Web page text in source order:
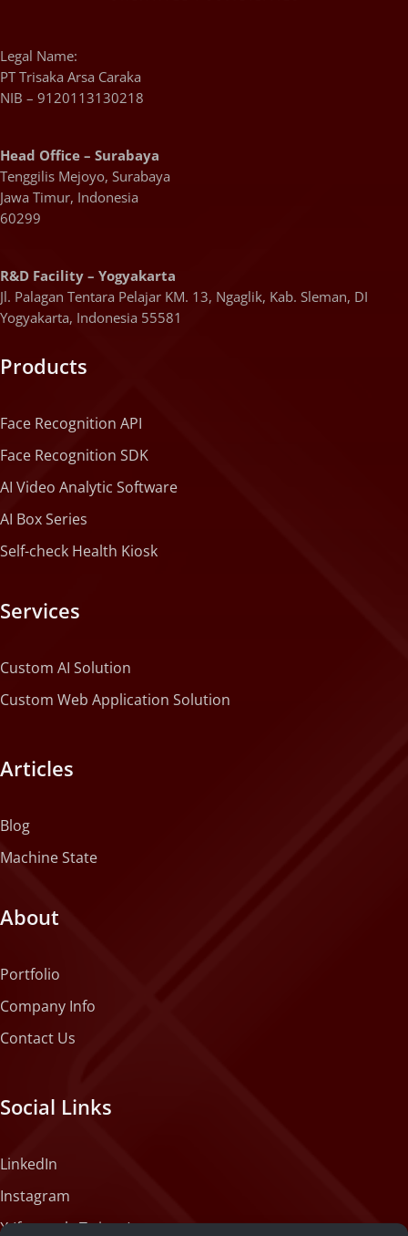
Legal Name:
PT Trisaka Arsa Caraka
NIB – 9120113130218
Head Office – Surabaya
Tenggilis Mejoyo, Surabaya
Jawa Timur, Indonesia
60299
R&D Facility – Yogyakarta
Jl. Palagan Tentara Pelajar KM. 13, Ngaglik, Kab. Sleman, DI
Yogyakarta, Indonesia 55581
Products
Face Recognition API
Face Recognition SDK
AI Video Analytic Software
AI Box Series
Self-check Health Kiosk
Services
Custom AI Solution
Custom Web Application Solution
Articles
Blog
Machine State
About
Portfolio
Company Info
Contact Us
Social Links
LinkedIn
Instagram
X (formerly Twitter)